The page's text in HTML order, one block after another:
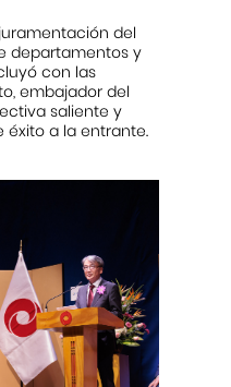
del
departamentos y
con las
embajador del
saliente y
éxito a la entrante.